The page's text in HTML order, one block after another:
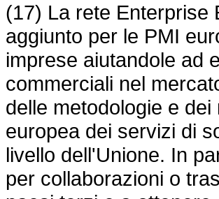
(17) La rete Enterprise
aggiunto per le PMI
imprese aiutandole ad
commerciali nel
delle metodologie e
europea dei servizi di
livello dell'Unione. In
per collaborazioni o